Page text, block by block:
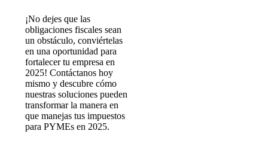
¡No dejes que las
obligaciones fiscales sean
un obstáculo, conviértelas
en una oportunidad para
fortalecer tu empresa en
2025! Contáctanos hoy
mismo y descubre cómo
nuestras soluciones pueden
transformar la manera en
que manejas tus impuestos
para PYMEs en 2025.